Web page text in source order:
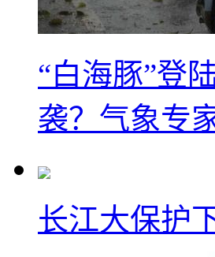
“白海豚”登
袭？气象专
长江大保护